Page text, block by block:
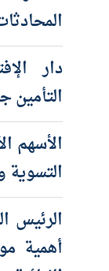
دار
التأمين
الأسهم
الرئيس
أهمية
الثنائية